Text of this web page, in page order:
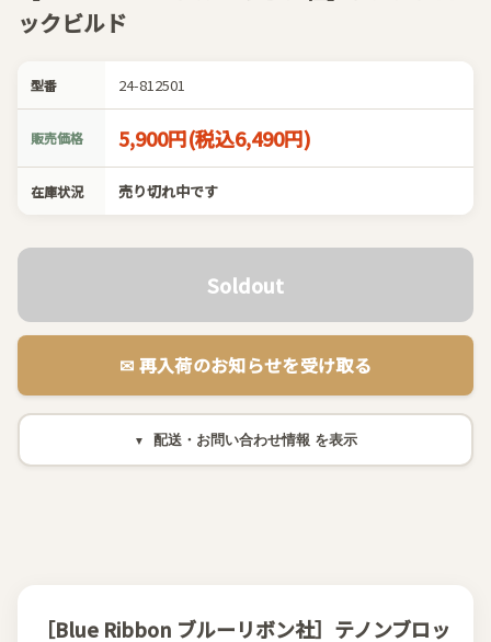
ックビルド
型番 24-812501
販売価格 5,900円(税込6,490円)
在庫状況 売り切れ中です
Soldout
✉︎ 再入荷のお知らせを受け取る
配送・お問い合わせ情報
［Blue Ribbon ブルーリボン社］テノンブロッ